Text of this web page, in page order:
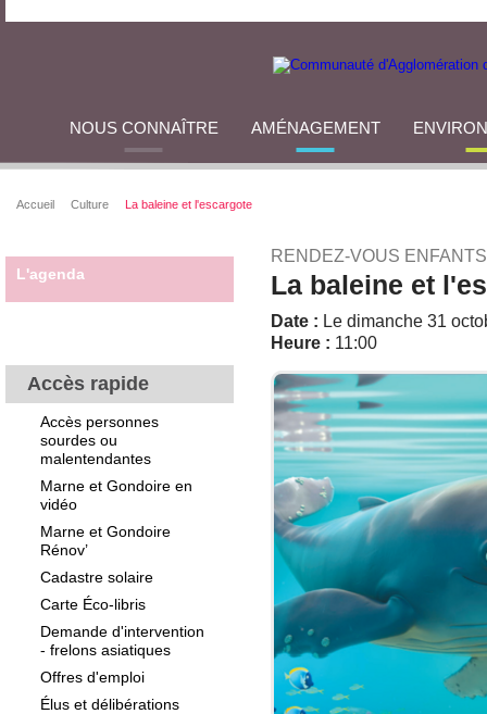
NOUS CONNAÎTRE AMÉNAGEMENT
Accueil Culture La baleine et l'escargote
L'agenda
Accès rapide
Accès personnes
sourdes ou
malentendantes
Marne et Gondoire en
vidéo
Marne et Gondoire
Rénov’
Cadastre solaire
Carte Éco-libris
Demande d'intervention
- frelons asiatiques
Offres d'emploi
Élus et délibérations
RENDEZ-VOUS ENFANTS
La baleine et
Date : Le dimanche 31
Heure : 11:00